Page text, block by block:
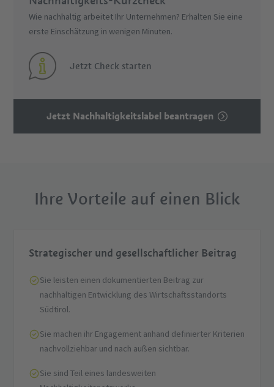
Wie nachhaltig arbeitet Ihr Unternehmen? Erhalten Sie eine
erste Einschätzung in wenigen Minuten.
Jetzt Check starten
Jetzt Nachhaltigkeitslabel beantragen
Ihre Vorteile auf einen Blick
Strategischer und gesellschaftlicher Beitrag
Sie leisten einen dokumentierten Beitrag zur
nachhaltigen Entwicklung des Wirtschaftsstandorts
Südtirol.
Sie machen ihr Engagement anhand definierter Kriterien
nachvollziehbar und nach außen sichtbar.
Sie sind Teil eines landesweiten